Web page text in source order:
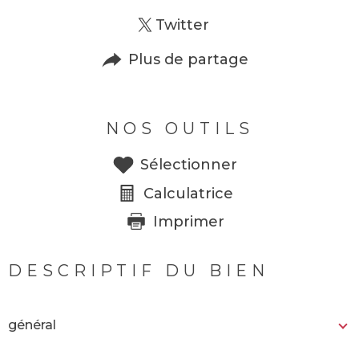
Twitter
Plus de partage
NOS OUTILS
Sélectionner
Calculatrice
Imprimer
DESCRIPTIF DU BIEN
général